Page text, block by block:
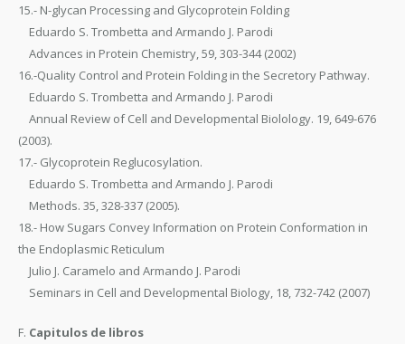
15.- N-glycan Processing and Glycoprotein Folding
Eduardo S. Trombetta and Armando J. Parodi
Advances in Protein Chemistry, 59, 303-344 (2002)
16.-Quality Control and Protein Folding in the Secretory Pathway.
Eduardo S. Trombetta and Armando J. Parodi
Annual Review of Cell and Developmental Biolology. 19, 649-676
(2003).
17.- Glycoprotein Reglucosylation.
Eduardo S. Trombetta and Armando J. Parodi
Methods. 35, 328-337 (2005).
18.- How Sugars Convey Information on Protein Conformation in
the Endoplasmic Reticulum
Julio J. Caramelo and Armando J. Parodi
Seminars in Cell and Developmental Biology, 18, 732-742 (2007)
F. Capitulos de libros